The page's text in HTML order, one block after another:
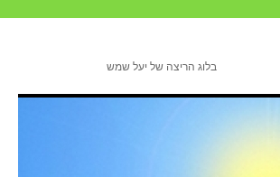
בלוג הריצה של יעל שמש